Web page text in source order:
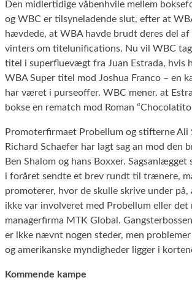
Den midlertidige våbenhvile mellem
og WBC er tilsyneladende slut, efter at
hævdede, at WBA havde brudt deres del af
vinters om titelunifications. Nu vil WBC
titel i superfluevægt fra Juan Estrada, hvis
WBA Super titel mod Joshua Franco – en
har været i purseoffer. WBC mener. at
bokse en rematch mod Roman
Promoterfirmaet Probellum og stifterne Ali
Richard Schaefer har lagt sag an mod den
Ben Shalom og hans Boxxer. Sagsanlægget
i foråret sendte et brev rundt til trænere,
promoterer, hvor de skulle skrive under på,
ikke var involveret med Probellum eller det
managerfirma MTK Global.
er ikke nævnt nogen steder, men
og amerikanske myndigheder ligger i
Kommende kampe